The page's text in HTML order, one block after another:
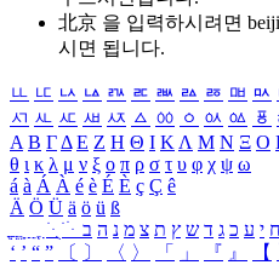
北京 을 입력하시려면
시면 됩니다.
ㅥ ㅦ ㅧ ㅨ ㅩ ㅪ ㅫ ㅬ ㅭ ㅮ ㅯ
ㅺ ㅻ ㅼ ㅽ ㅾ ㅿ ㆀ ㆁ ㆂ ㆃ ㆄ
Α Β ΓΔ Ε Ζ Η Θ Ι ΚΛ Μ Ν Ξ Ο
θ ι κ λ μ ν ξ ο π ρ σ τ υ φ χ ψ ω
á à Á À é è É È ç Ç ê
Ä Ö Ü ä ö ü ß
ִֶֹ ֻּ ׁׂ ח י ע כ ג ד ש ץ ת צ מ נ ה ב
‘ ’ “ ” 〔 〕 〈 〉 「 」 『 』 【